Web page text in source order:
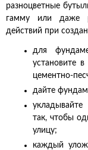
разноцветные
гамму или даже
действий при
для
установите
цементно-
дайте
так, чтобы
улицу;
каждый